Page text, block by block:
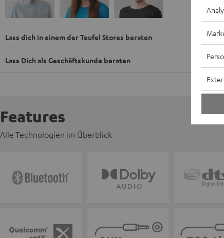
Lass dich in einem der Teufel Stores beraten
Lass Dich als Geschäftskunde beraten
Features
Alle Technologien im Überblick